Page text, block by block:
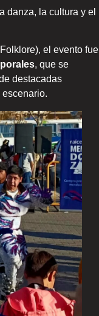
danza, la cultura y el
el evento fue
, que se
destacadas